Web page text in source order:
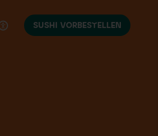
SUSHI VORBESTELLEN